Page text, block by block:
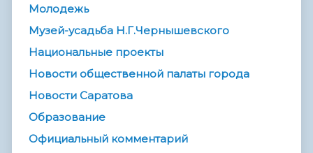
Молодежь
Музей-усадьба Н.Г.Чернышевского
Национальные проекты
Новости общественной палаты города
Новости Саратова
Образование
Официальный комментарий